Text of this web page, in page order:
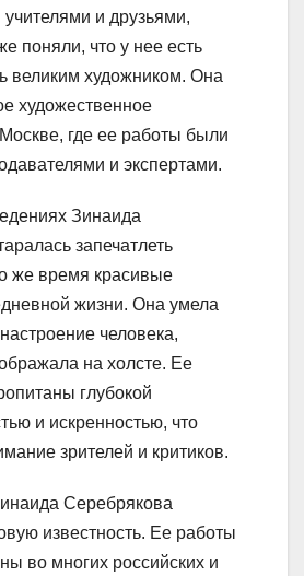
и друзьями,
поняли, что у нее есть
великим художником. Она
художественное
где ее работы были
и экспертами.
Зинаида
запечатлеть
же время красивые
жизни. Она умела
человека,
на холсте. Ее
глубокой
и искренностью, что
зрителей и критиков.
Серебрякова
известность. Ее работы
во многих российских и